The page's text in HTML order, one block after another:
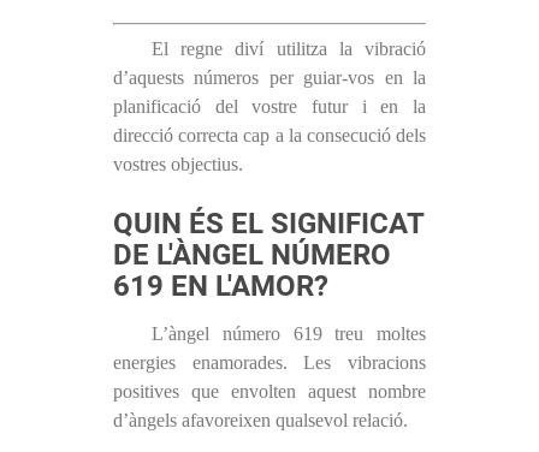
El regne diví utilitza la vibració
d’aquests números per guiar-vos en la
planificació del vostre futur i en la
direcció correcta cap a la consecució dels
vostres objectius.
QUIN ÉS EL SIGNIFICAT
DE L'ÀNGEL NÚMERO
619 EN L'AMOR?
L’àngel número 619 treu moltes
energies enamorades. Les vibracions
positives que envolten aquest nombre
d’àngels afavoreixen qualsevol relació.